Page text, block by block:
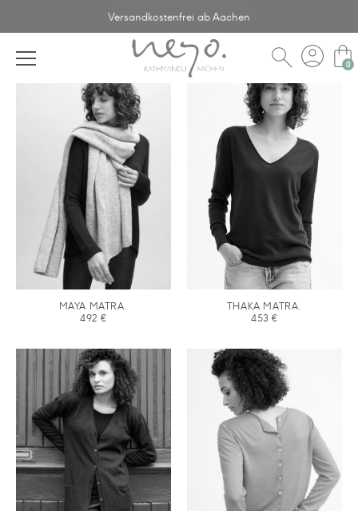
Versandkostenfrei ab Aachen
search account_circle shopping_bag
MAYA MATRA.
492€
THAKA MATRA.
453€